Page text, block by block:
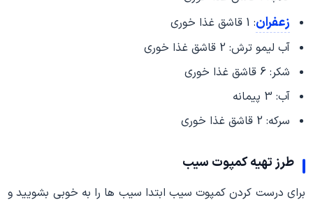
زعفران: 1 قاشق غذا خوری
آب لیمو ترش: 2 قاشق غذا خوری
شکر: 6 قاشق غذا خوری
آب: 3 پیمانه
سرکه: 2 قاشق غذا خوری
طرز تهیه کمپوت سیب
برای درست کردن کمپوت سیب ابتدا سیب ها را به خوبی بشویید و